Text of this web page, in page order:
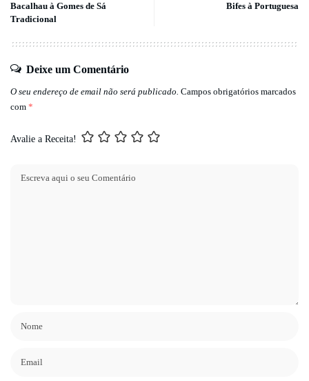
Bacalhau à Gomes de Sá
Tradicional
Bifes à Portuguesa
Deixe um Comentário
O seu endereço de email não será publicado. Campos obrigatórios marcados
com *
Avalie a Receita!